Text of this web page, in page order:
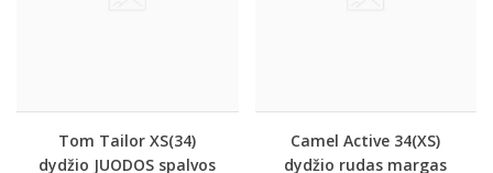
Tom Tailor XS(34)
dydžio JUODOS spalvos
Camel Active 34(XS)
dydžio rudas margas